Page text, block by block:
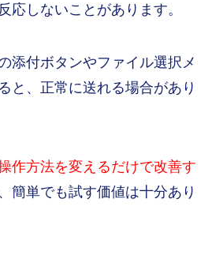
応しないことがあります。
添付ボタンやファイル選択メ
と、正常に送れる場合があり
作方法を変えるだけで改善す
簡単でも試す価値は十分あり